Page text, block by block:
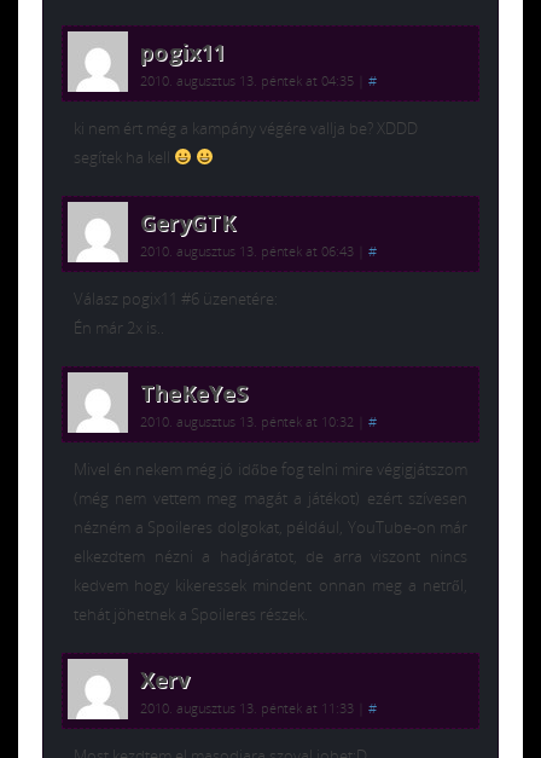
pogix11
2010. augusztus 13. péntek at 04:35 #
ki nem ért még a kampány végére vallja be? XDDD
segítek ha kell
GeryGTK
2010. augusztus 13. péntek at 06:43 #
Válasz pogix11 #6 üzenetére:
Én már 2x is..
TheKeYeS
2010. augusztus 13. péntek at 10:32 #
Mivel én nekem még jó időbe fog telni mire végigjátszom
(még nem vettem meg magát a játékot) ezért szívesen
nézném a Spoileres dolgokat, például, YouTube-on már
elkezdtem nézni a hadjáratot, de arra viszont nincs
kedvem hogy kikeressek mindent onnan meg a netről,
tehát jöhetnek a Spoileres részek.
Xerv
2010. augusztus 13. péntek at 11:33 #